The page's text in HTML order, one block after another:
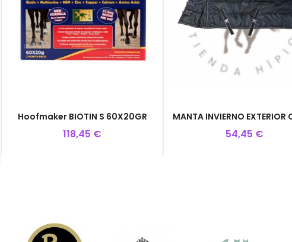
Hoofmaker BIOTIN S 60X20GR
118,45 €
MANTA INVIERNO EXTERIOR OXFORD
54,45 €